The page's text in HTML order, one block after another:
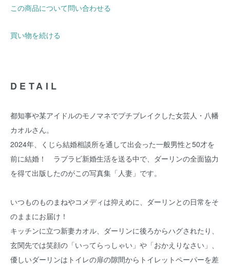
この商品について問い合わせる
買い物を続ける
DETAIL
都知事や某アイドルのモノマネでプチブレイクした女芸人・八幡
カオルさん。
2024年、くじら結婚相談所を通して出会った一般男性と50才を
前に結婚！ ラブラビ新婚生活を送る中で、ダーリンの全面協力
を得て出版したのがこの写真集「人妻」です。
いつものものまねやコメディは抑えめに、ダーリンとの日常をそ
のままにお届け！
キッチンに立つ新妻カオル、ダーリンに後ろからハグされたり、
玄関先では笑顔の「いってらっしゃい」や「おかえりなさい」、
優しいダーリンはトイレの扉の隙間からトイレットペーパーを差